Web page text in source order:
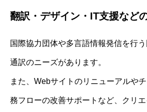
翻訳・デザイン・IT支援など
国際協力団体や多言語情報発信を行
通訳のニーズがあります。
また、Webサイトのリニューアルや
務フローの改善サポートなど、クリ